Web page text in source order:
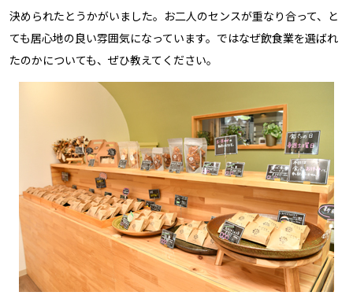
決められたとうかがいました。お二人のセンスが重なり合って、と
ても居心地の良い雰囲気になっています。ではなぜ飲食業を選ばれ
たのかについても、ぜひ教えてください。